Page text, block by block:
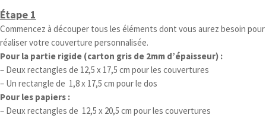
Étape 1
Commencez à découper tous les éléments dont vous aurez besoin pour
réaliser votre couverture personnalisée.
Pour la partie rigide (carton gris de 2mm d’épaisseur) :
– Deux rectangles de 12,5 x 17,5 cm pour les couvertures
– Un rectangle de 1,8 x 17,5 cm pour le dos
Pour les papiers :
– Deux rectangles de 12,5 x 20,5 cm pour les couvertures